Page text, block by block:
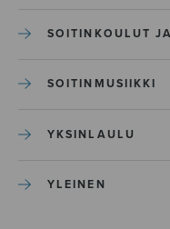
SOITINKOULUT
SOITINMUSIIKKI
YKSINLAULU
YLEINEN